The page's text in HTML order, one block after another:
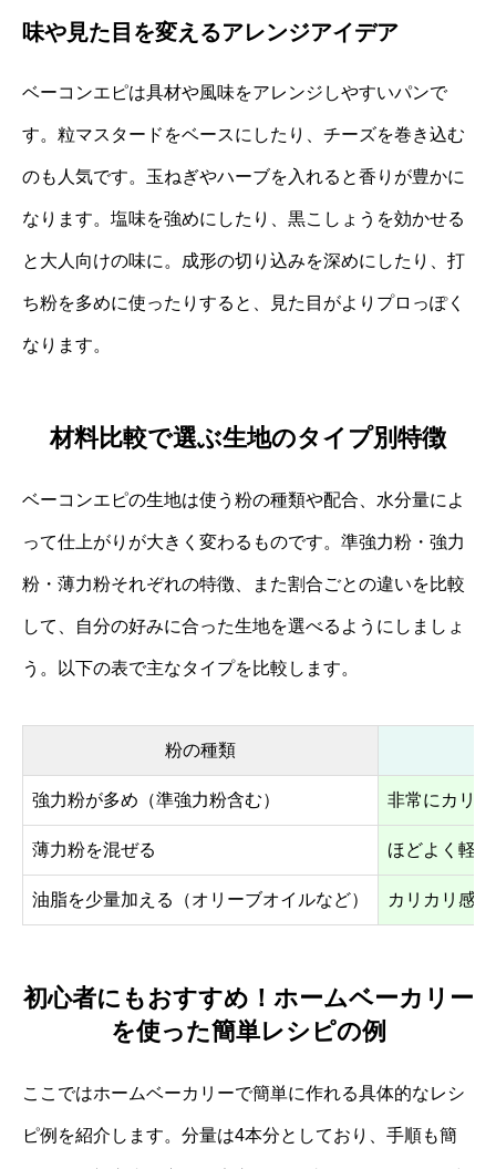
味や見た目を変えるアレンジアイデア
ベーコンエピは具材や風味をアレンジしやすいパンで
す。粒マスタードをベースにしたり、チーズを巻き込む
のも人気です。玉ねぎやハーブを入れると香りが豊かに
なります。塩味を強めにしたり、黒こしょうを効かせる
と大人向けの味に。成形の切り込みを深めにしたり、打
ち粉を多めに使ったりすると、見た目がよりプロっぽく
なります。
材料比較で選ぶ生地のタイプ別特徴
ベーコンエピの生地は使う粉の種類や配合、水分量によ
って仕上がりが大きく変わるものです。準強力粉・強力
粉・薄力粉それぞれの特徴、また割合ごとの違いを比較
して、自分の好みに合った生地を選べるようにしましょ
う。以下の表で主なタイプを比較します。
粉の種類
強力粉が多め（準強力粉含む） 非常にカリ
薄力粉を混ぜる ほどよく軽
油脂を少量加える（オリーブオイルなど） カリカリ感
初心者にもおすすめ！ホームベーカリー
を使った簡単レシピの例
ここではホームベーカリーで簡単に作れる具体的なレシ
ピ例を紹介します。分量は4本分としており、手順も簡